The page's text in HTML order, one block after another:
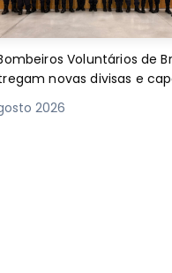
Voluntários de
novas divisas e
2026